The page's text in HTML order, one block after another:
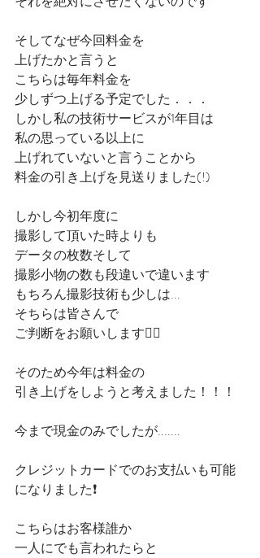
そしてなぜ今回料金を
上げたかと言うと
こちらは毎年料金を
少しずつ上げる予定でした．．．
しかし私の技術サービスが1年目は
私の思っている以上に
上げれていないと言うことから
料金の引き上げを見送りました(!)
しかし今初年度に
撮影して頂いた時よりも
データの枚数そして
撮影小物の数も段違いで違います
もちろん撮影技術も少しは...
そちらは皆さんで
ご判断をお願いします🙇‍♂
そのため今年は料金の
引き上げをしようと考えました！！！
今まで現金のみでしたが.......
クレジットカードでのお支払いも可能
になりました❗️
こちらはお客様誰か
一人にでも言われたらと